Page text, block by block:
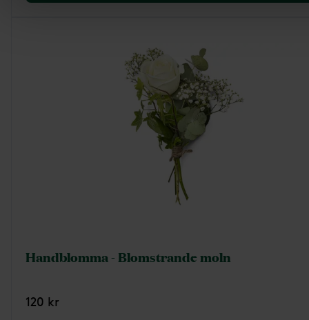
Handblomma - Blomstrande moln
120 kr